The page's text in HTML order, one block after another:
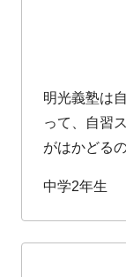
明光義塾は
って、自習
がはかどる
中学2年生